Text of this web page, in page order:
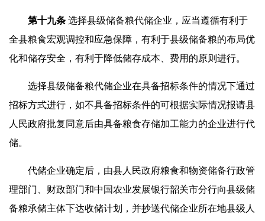
第十九条 选择县级储备粮代储企业，应当遵循有利于
全县粮食宏观调控和应急保障，有利于县级储备粮的布局优
化和储存安全，有利于降低储存成本、费用的原则进行。
选择县级储备粮代储企业在具备招标条件的情况下通过
招标方式进行，如不具备招标条件的可根据实际情况报请县
人民政府批复同意后由具备粮食存储加工能力的企业进行代
储。
代储企业确定后，由县人民政府粮食和物资储备行政管
理部门、财政部门和中国农业发展银行韶关市分行向县级储
备粮承储主体下达收储计划，并抄送代储企业所在地县级人